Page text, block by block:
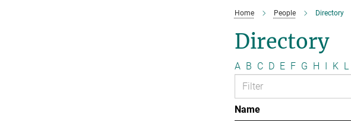
Home People Directory
Directory
A B C D E F G H I K L
Name